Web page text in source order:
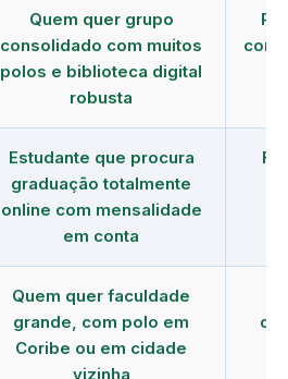
Quem quer grupo
consolidado com muitos
polos e biblioteca digital
robusta
com
Estudante que procura
graduação totalmente
online com mensalidade
em conta
Quem quer faculdade
grande, com polo em
Coribe ou em cidade
vizinha